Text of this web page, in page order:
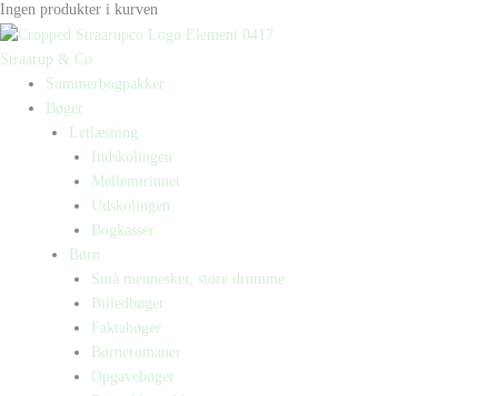
Ingen produkter i kurven
Straarup & Co
Sommerbogpakker
Bøger
Letlæsning
Indskolingen
Mellemtrinnet
Udskolingen
Bogkasser
Børn
Små mennesker, store drømme
Billedbøger
Faktabøger
Børneromaner
Opgavebøger